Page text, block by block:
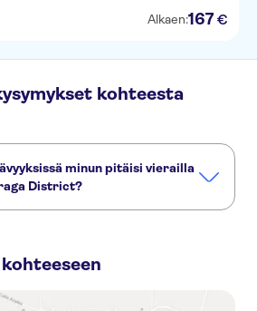
Alkaen:167 €
kohteesta
minun pitäisi vierailla
District?
Warsaw Ghetto